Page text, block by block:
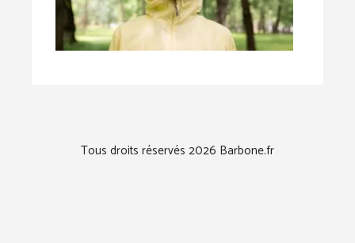
Tous droits réservés 2026 Barbone.fr